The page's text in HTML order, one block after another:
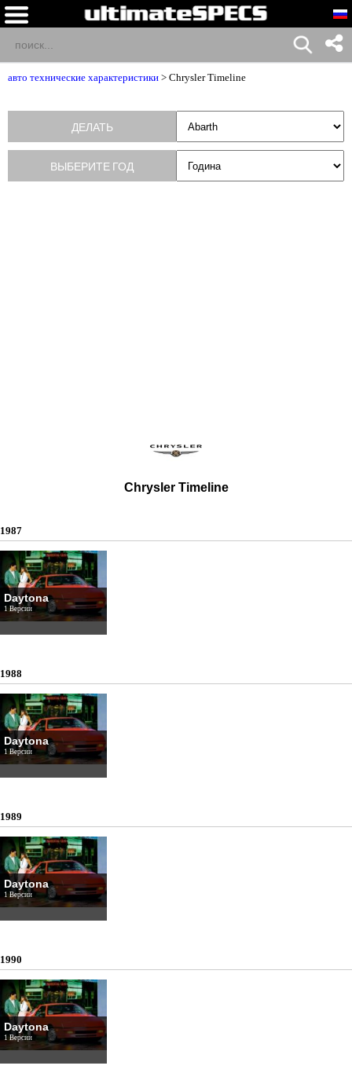
авто технические характеристики > Chrysler Timeline
Chrysler Timeline
1987
Daytona
1 Версии
1988
Daytona
1 Версии
1989
Daytona
1 Версии
1990
Daytona
1 Версии
ДЕЛАТЬ
ВЫБЕРИТЕ ГОД